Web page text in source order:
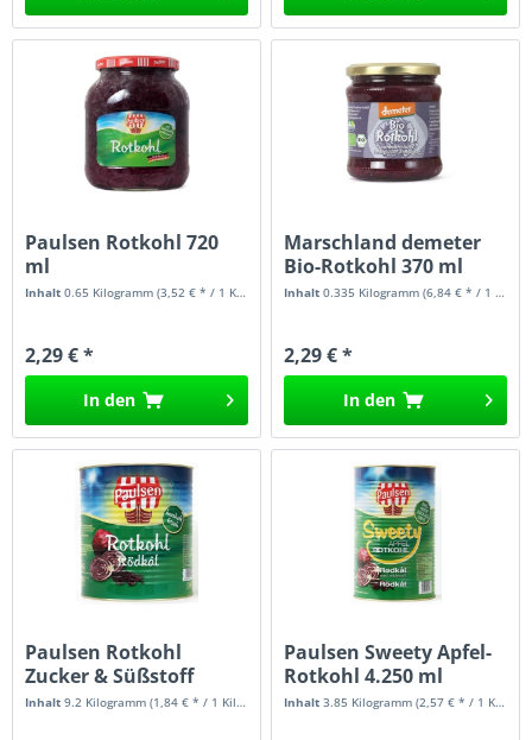
Paulsen Rotkohl 720
ml
Inhalt0.65 Kilogramm(3,52 € * / 1 Kilogramm)
2,29 € *
In den
Marschland demeter
Bio-Rotkohl 370 ml
Inhalt0.335 Kilogramm(6,84 € * / 1 Kilogramm)
2,29 € *
In den
Paulsen Rotkohl
Zucker & Süßstoff
10.200 ml
Inhalt9.2 Kilogramm(1,84 € * / 1 Kilogramm)
Paulsen Sweety Apfel-
Rotkohl 4.250 ml
Inhalt3.85 Kilogramm(2,57 € * / 1 Kilogramm)